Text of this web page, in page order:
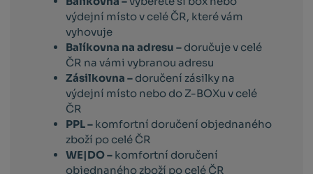
výdejní místo v celé ČR, které vám
vyhovuje
Balíkovna na adresu – doručuje v celé
ČR na vámi vybranou adresu
Zásilkovna – doručení zásilky na
výdejní místo nebo do Z-BOXu v celé
ČR
PPL – komfortní doručení objednaného
zboží po celé ČR
WE|DO – komfortní doručení
objednaného zboží po celé ČR